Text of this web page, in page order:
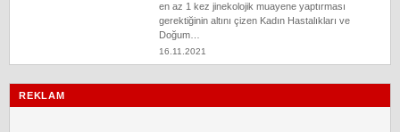
en az 1 kez jinekolojik muayene yaptırması
gerektiğinin altını çizen Kadın Hastalıkları ve
Doğum…
16.11.2021
REKLAM